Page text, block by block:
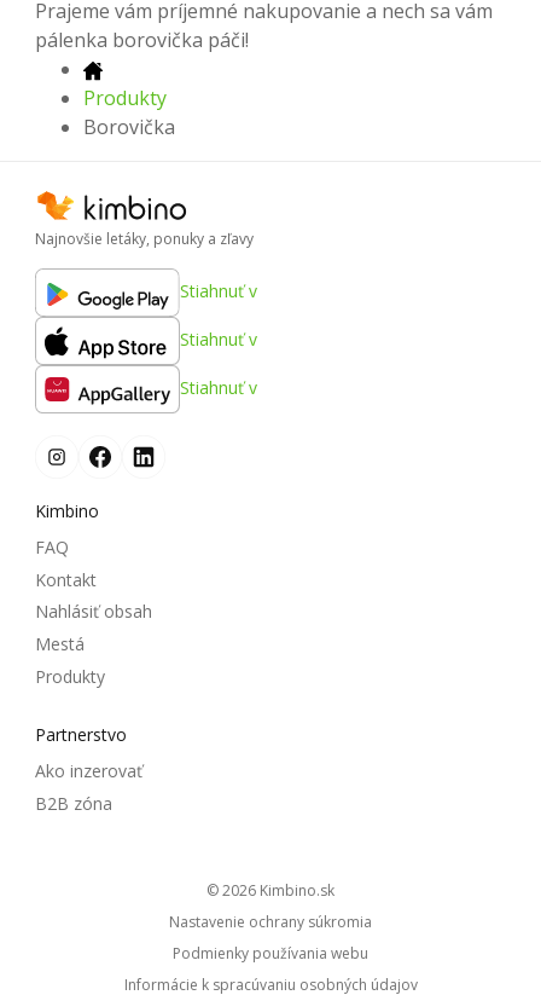
Prajeme vám príjemné nakupovanie a nech sa vám
pálenka borovička páči!
Produkty
Borovička
Najnovšie letáky, ponuky a zľavy
Stiahnuť v
Stiahnuť v
Stiahnuť v
Kimbino
FAQ
Kontakt
Nahlásiť obsah
Mestá
Produkty
Partnerstvo
Ako inzerovať
B2B zóna
© 2026
kimbino.sk
Nastavenie ochrany súkromia
Podmienky používania webu
Informácie k spracúvaniu osobných údajov